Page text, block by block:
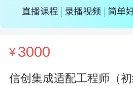
¥3000
信创集成适配工程师（初